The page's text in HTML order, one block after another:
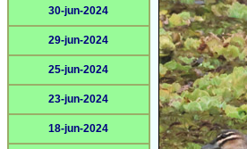
30-jun-2024
29-jun-2024
25-jun-2024
23-jun-2024
18-jun-2024